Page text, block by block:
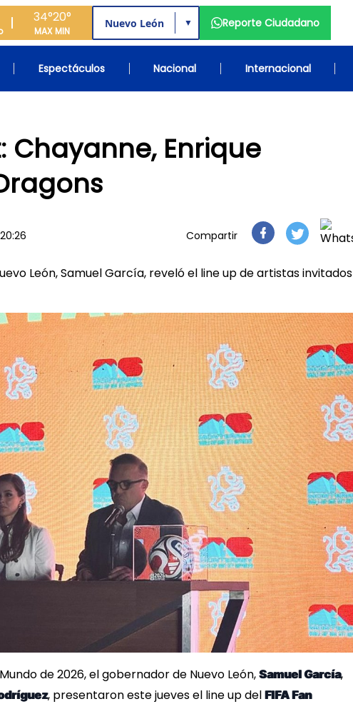
34°
MAX
20°
MIN
▼ Reporte Ciudadano
Espectáculos Nacional Internacional
Chayanne, Enrique
Compartir
León, Samuel García, reveló el line up de artistas invitados
de 2026, el gobernador de Nuevo León, Samuel García,
, presentaron este jueves el line up del FIFA Fan